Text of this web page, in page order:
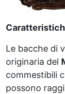
Le bacche di
originaria del
commestibili
possono